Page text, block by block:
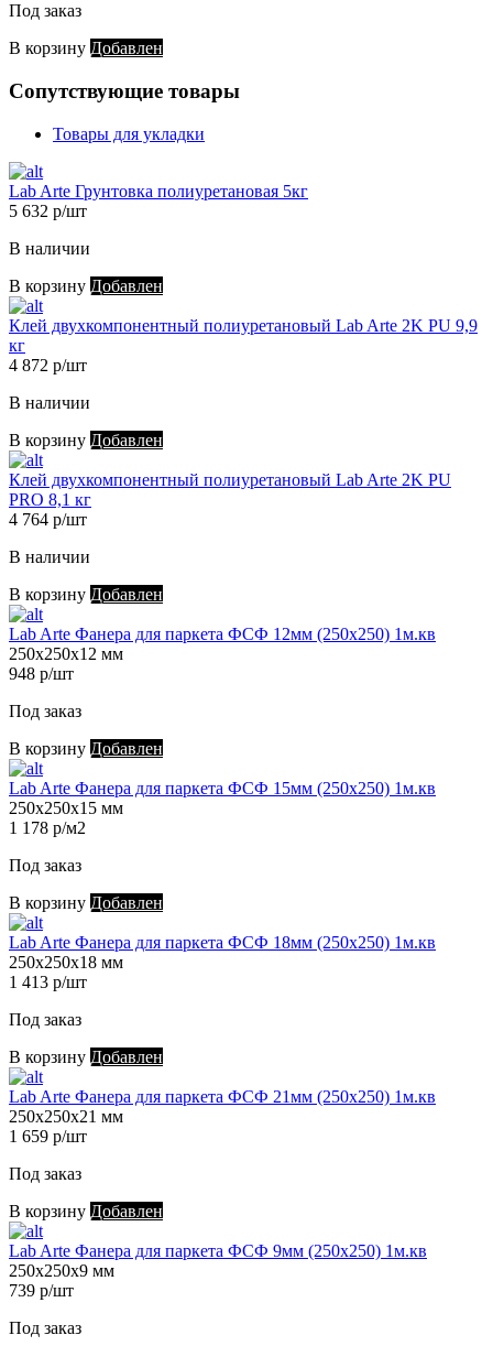
Под заказ
В корзину Добавлен
Сопутствующие товары
Товары для укладки
Lab Arte Грунтовка полиуретановая 5кг
5 632 р/шт
В наличии
В корзину Добавлен
Клей двухкомпонентный полиуретановый Lab Arte 2K PU 9,9
кг
4 872 р/шт
В наличии
В корзину Добавлен
Клей двухкомпонентный полиуретановый Lab Arte 2K PU
PRO 8,1 кг
4 764 р/шт
В наличии
В корзину Добавлен
Lab Arte Фанера для паркета ФСФ 12мм (250х250) 1м.кв
250х250х12 мм
948 р/шт
Под заказ
В корзину Добавлен
Lab Arte Фанера для паркета ФСФ 15мм (250х250) 1м.кв
250х250х15 мм
1 178 р/м2
Под заказ
В корзину Добавлен
Lab Arte Фанера для паркета ФСФ 18мм (250х250) 1м.кв
250х250х18 мм
1 413 р/шт
Под заказ
В корзину Добавлен
Lab Arte Фанера для паркета ФСФ 21мм (250х250) 1м.кв
250х250х21 мм
1 659 р/шт
Под заказ
В корзину Добавлен
Lab Arte Фанера для паркета ФСФ 9мм (250х250) 1м.кв
250х250х9 мм
739 р/шт
Под заказ